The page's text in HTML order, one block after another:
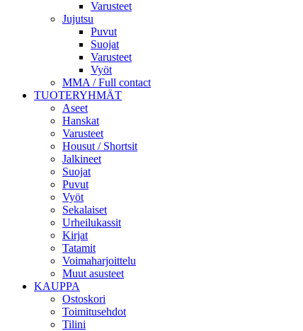
Varusteet
Jujutsu
Puvut
Suojat
Varusteet
Vyöt
MMA / Full contact
TUOTERYHMÄT
Aseet
Hanskat
Varusteet
Housut / Shortsit
Jalkineet
Suojat
Puvut
Vyöt
Sekalaiset
Urheilukassit
Kirjat
Tatamit
Voimaharjoittelu
Muut asusteet
KAUPPA
Ostoskori
Toimitusehdot
Tilini